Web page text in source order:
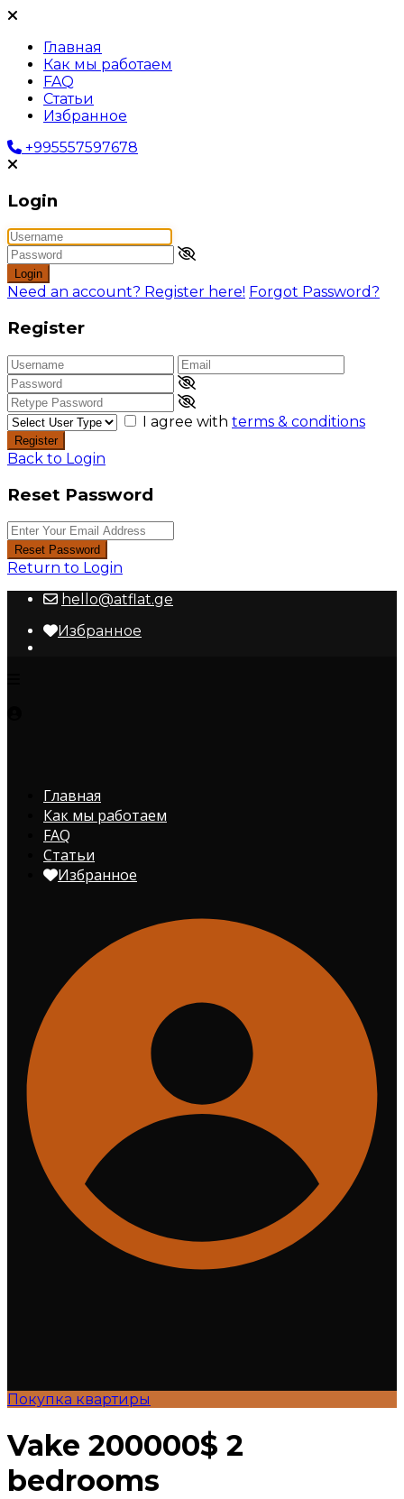
Главная
Как мы работаем
FAQ
Статьи
Избранное
+995557597678
Login
Login
Need an account? Register here! Forgot Password?
Register
I agree with terms & conditions
Register
Back to Login
Reset Password
Reset Password
Return to Login
hello@atflat.ge
Избранное
Главная
Как мы работаем
FAQ
Статьи
Избранное
Покупка квартиры
Vake 200000$ 2
bedrooms